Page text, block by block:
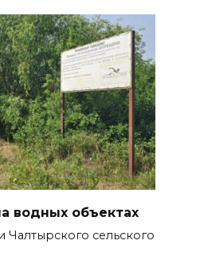
водных объектах
сельского